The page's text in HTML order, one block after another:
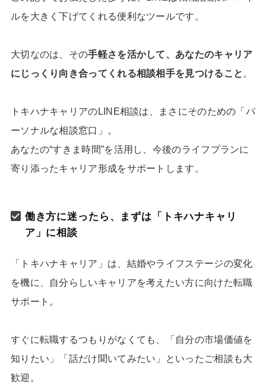
ルを大きく下げてくれる便利なツールです。
大切なのは、その手軽さを活かして、あなたのキャリア
にじっくり向き合ってくれる相談相手を見つけること 。
トキハナキャリアのLINE相談は、まさにそのための「パ
ーソナルな相談窓口」。
あなたの“すきま時間”を活用し、今後のライフプランに
寄り添ったキャリア形成をサポートします。
働き方に迷ったら、まずは「トキハナキャリ
ア」に相談
「トキハナキャリア」は、結婚やライフステージの変化
を機に、自分らしいキャリアを考えたい方に向けた転職
サポート。
すぐに転職するつもりがなくても、「自分の市場価値を
知りたい」「話だけ聞いてみたい」といったご相談も大
歓迎。